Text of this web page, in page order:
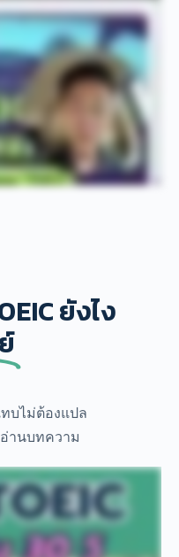
ยังไง
บไม่ต้องแปล
านบทความ